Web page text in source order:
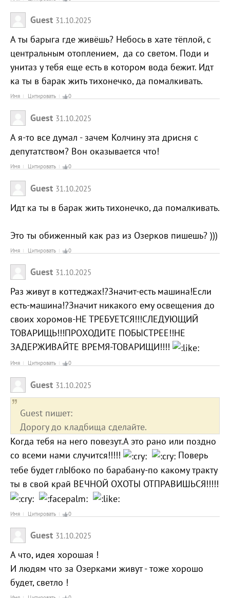
Guest 31.10.2025
А ты барыга где живёшь? Небось в хате тёплой, с
центральным отоплением, да со светом. Поди и
унитаз у тебя еще есть в котором вода бежит. Идт
ка ты в барак жить тихонечко, да помалкивать.
Имя Цитировать 0
Guest 31.10.2025
А я-то все думал - зачем Колчину эта дрисня с
депутатством? Вон оказывается что!
Имя Цитировать 0
Guest 31.10.2025
Идт ка ты в барак жить тихонечко, да помалкивать.
Это ты обиженный как раз из Озерков пишешь? )))
Имя Цитировать 0
Guest 31.10.2025
Раз живут в коттеджах!?Значит-есть машина!Если
есть-машина!?Значит никакого ему освещения до
своих хоромов-НЕ ТРЕБУЕТСЯ!!!СЛЕДУЮЩИЙ
ТОВАРИЩЬ!!!ПРОХОДИТЕ ПОБЫСТРЕЕ!!НЕ
ЗАДЕРЖИВАЙТЕ ВРЕМЯ-ТОВАРИЩИ!!!!
Имя Цитировать 0
Guest 31.10.2025
Guest пишет:
Дорогу до кладбища сделайте.
Когда тебя на него повезут.А это рано или поздно
со всеми нами случится!!!!!
Поверь
тебе будет глЫбоко по барабану-по какому тракту
ты в свой край ВЕЧНОЙ ОХОТЫ ОТПРАВИШЬСЯ!!!!!
Имя Цитировать 0
Guest 31.10.2025
А что, идея хорошая !
И людям что за Озерками живут - тоже хорошо
будет, светло !